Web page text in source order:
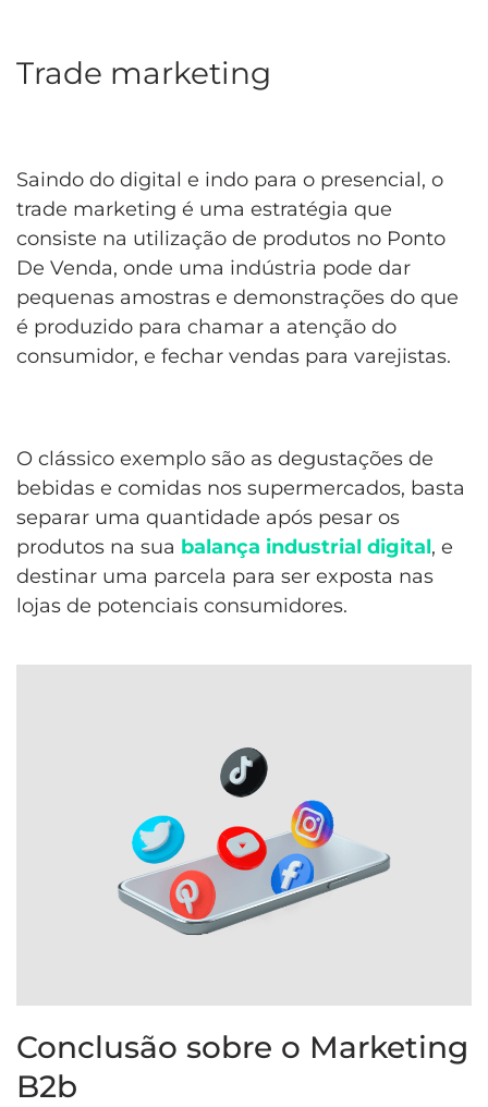
Trade marketing
Saindo do digital e indo para o presencial, o
trade marketing é uma estratégia que
consiste na utilização de produtos no Ponto
De Venda, onde uma indústria pode dar
pequenas amostras e demonstrações do que
é produzido para chamar a atenção do
consumidor, e fechar vendas para varejistas.
O clássico exemplo são as degustações de
bebidas e comidas nos supermercados, basta
separar uma quantidade após pesar os
produtos na sua balança industrial digital, e
destinar uma parcela para ser exposta nas
lojas de potenciais consumidores.
Conclusão sobre o Marketing
B2b